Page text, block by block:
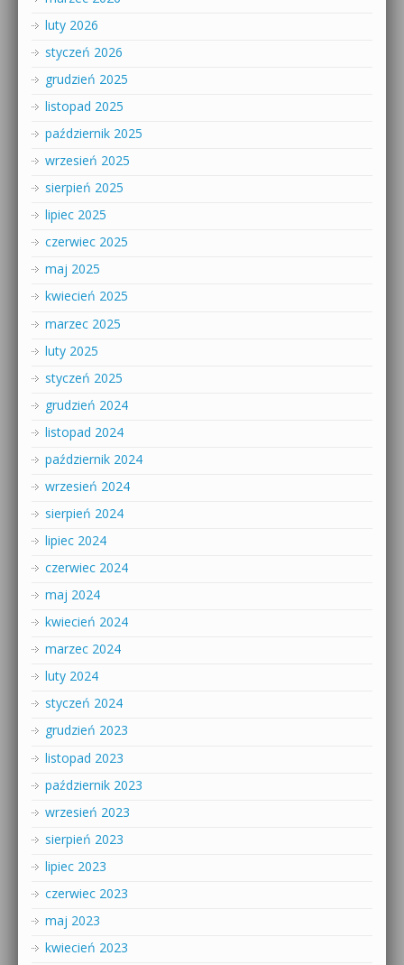
luty 2026
styczeń 2026
grudzień 2025
listopad 2025
październik 2025
wrzesień 2025
sierpień 2025
lipiec 2025
czerwiec 2025
maj 2025
kwiecień 2025
marzec 2025
luty 2025
styczeń 2025
grudzień 2024
listopad 2024
październik 2024
wrzesień 2024
sierpień 2024
lipiec 2024
czerwiec 2024
maj 2024
kwiecień 2024
marzec 2024
luty 2024
styczeń 2024
grudzień 2023
listopad 2023
październik 2023
wrzesień 2023
sierpień 2023
lipiec 2023
czerwiec 2023
maj 2023
kwiecień 2023